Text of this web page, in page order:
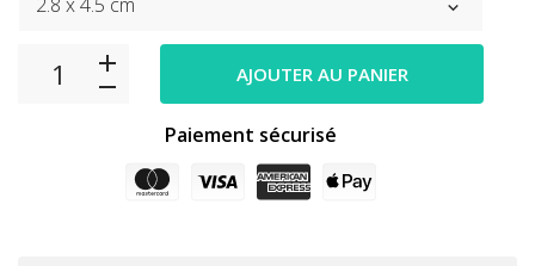
AJOUTER AU PANIER
Paiement sécurisé